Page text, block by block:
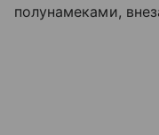
полунамеками,